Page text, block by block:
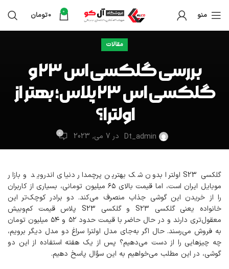
منو 0
0تومان
مقالات
بررسی گلکسی اس ۲۳ و
گلکسی اس ۲۳ پلاس؛ بهتر از
اولترا؟
Dt_admin در 7 می, 2023 0
گلکسی S23 اولترا بدون شک بهترین پرچمدار دنیای اندروید و بازار
موبایل ایران است، اما قیمت بالای ۶۵ میلیون تومانی، بسیاری از کاربران
را از خریدن این گوشی جذاب منصرف می‌کند. دو برادر کوچک‌تر این
خانواده یعنی گلکسی S23 و گلکسی S23 پلاس قیمت کم‌وبیش
معقول‌تری دارند و در حال حاضر با قیمت حدود ۵۲ و ۵۴ میلیون تومان
به فروش می‌رسند. حال اگر به‌جای مدل اولترا سراغ دو مدل دیگر برویم،
چه چیزهایی را از دست می‌دهیم؟ پس از یک هفته استفاده از این دو
گوشی، در این مطلب می‌خواهیم به این سؤال پاسخ دهیم.